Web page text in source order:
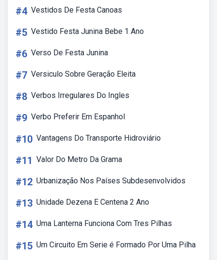
#4 Vestidos De Festa Canoas
#5 Vestido Festa Junina Bebe 1 Ano
#6 Verso De Festa Junina
#7 Versiculo Sobre Geração Eleita
#8 Verbos Irregulares Do Ingles
#9 Verbo Preferir Em Espanhol
#10 Vantagens Do Transporte Hidroviário
#11 Valor Do Metro Da Grama
#12 Urbanização Nos Países Subdesenvolvidos
#13 Unidade Dezena E Centena 2 Ano
#14 Uma Lanterna Funciona Com Tres Pilhas
#15 Um Circuito Em Serie é Formado Por Uma Pilha